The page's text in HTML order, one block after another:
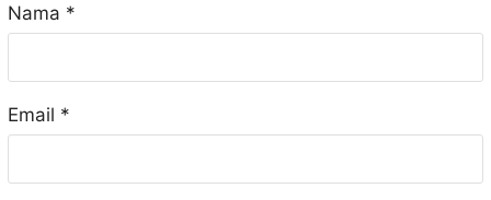
Nama *
Email *